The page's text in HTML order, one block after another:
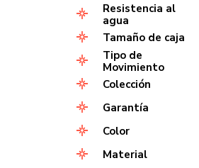
Resistencia al
agua
Tamaño de caja
Tipo de
Movimiento
Colección
Garantía
Color
Material